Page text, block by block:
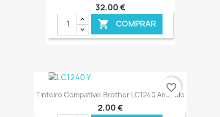
32,00 €
 COMPRAR
Tinteiro Compatível Brother LC1240 Amarelo
2,00 €
favorite_border